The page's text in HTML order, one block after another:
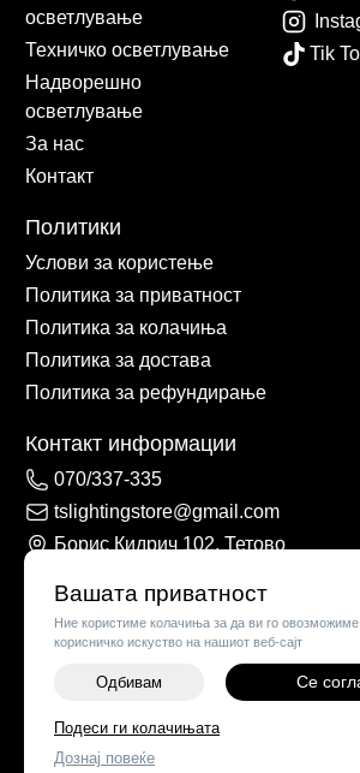
Вашата приватност
Ние користиме колачиња за да ви го овозможиме
корисничко искуство на нашиот веб-сајт
Одбивам Се
Подеси ги колачињата
Дознај повеќе
осветлување
Техничко осветлување
Надворешно
осветлување
За нас
Контакт
Политики
Услови за користење
Политика за приватност
Политика за колачиња
Политика за достава
Политика за рефундирање
Контакт информации
070/337-335
tslightingstore@gmail.com
Борис Кидрич 102, Тетово
Tik
©2026
Поставки за колачиња